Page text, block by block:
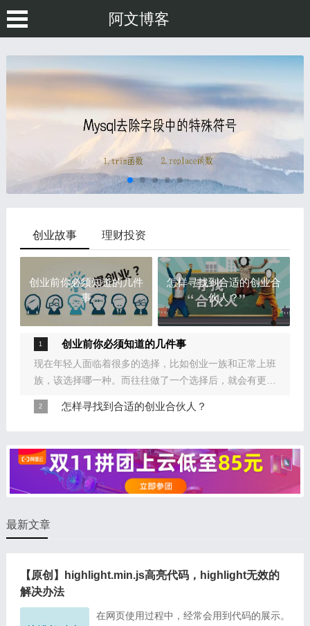
阿文博客
创业故事 理财投资
创业前你必须知道的几件
事
怎样寻找到合适的创业合
伙人？
创业前你必须知道的几件事
现在年轻人面临着很多的选择，比如创业一族和正常上班
族，该选择哪一种。而往往做了一个选择后，就会有更多
比无条件选择好，但其实不然，人在面临着多种选择的时
怎样寻找到合适的创业合伙人？
念的思考一般是：第一，这个人一定要是个好人，品质不
错的人
最新文章
【原创】highlight.min.js高亮代码，highlight无效的
解决办法
在网页使用过程中，经常会用到代码的展示。